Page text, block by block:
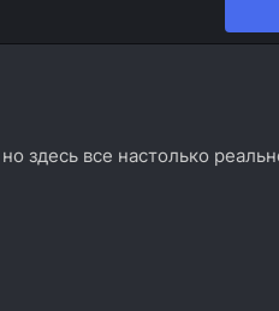
здесь все настолько